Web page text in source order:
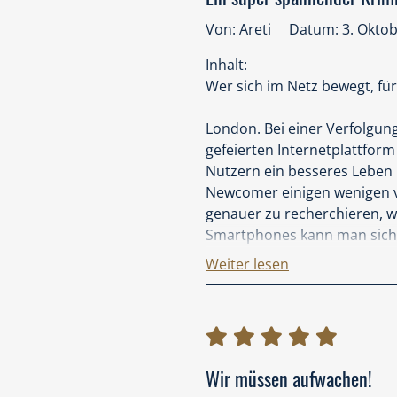
Von: Areti
Datum: 3.
Inhalt:
Wer sich im Netz bewegt,
London. Bei einer
gefeierten
Nutzern ein besseres
Newcomer einigen wenigen
genauer zu recherchieren,
Smartphones kann man
Meine Meinung:
Nachdem ich schon
Ich war von der ersten
Weiter lesen
Wir müssen aufwachen!